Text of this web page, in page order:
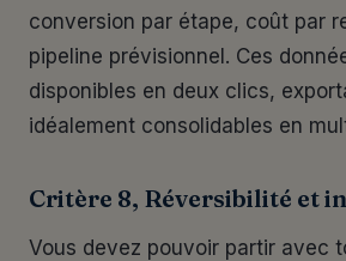
conversion par étape, coût par
pipeline prévisionnel. Ces
disponibles en deux clics,
idéalement consolidables en
Critère 8, Réversibilité et
Vous devez pouvoir partir avec